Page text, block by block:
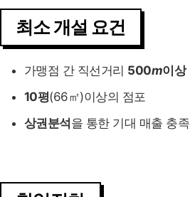
최소 개설 요건
가맹점 간 직선거리 500m이상
10평(66㎡)이상의 점포
상권분석 을 통한 기대 매출 충족